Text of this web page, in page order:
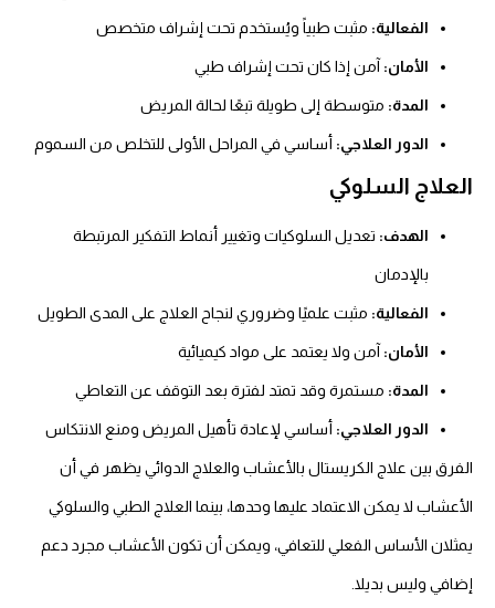
الفعالية: مثبت طبياً ويُستخدم تحت إشراف متخصص
الأمان: آمن إذا كان تحت إشراف طبي
المدة: متوسطة إلى طويلة تبعًا لحالة المريض
الدور العلاجي: أساسي في المراحل الأولى للتخلص من السموم
العلاج السلوكي
الهدف: تعديل السلوكيات وتغيير أنماط التفكير المرتبطة
بالإدمان
الفعالية: مثبت علميًا وضروري لنجاح العلاج على المدى الطويل
الأمان: آمن ولا يعتمد على مواد كيميائية
المدة: مستمرة وقد تمتد لفترة بعد التوقف عن التعاطي
الدور العلاجي: أساسي لإعادة تأهيل المريض ومنع الانتكاس
الفرق بين علاج الكريستال بالأعشاب والعلاج الدوائي يظهر في أن
الأعشاب لا يمكن الاعتماد عليها وحدها، بينما العلاج الطبي والسلوكي
يمثلان الأساس الفعلي للتعافي، ويمكن أن تكون الأعشاب مجرد دعم
إضافي وليس بديلا.